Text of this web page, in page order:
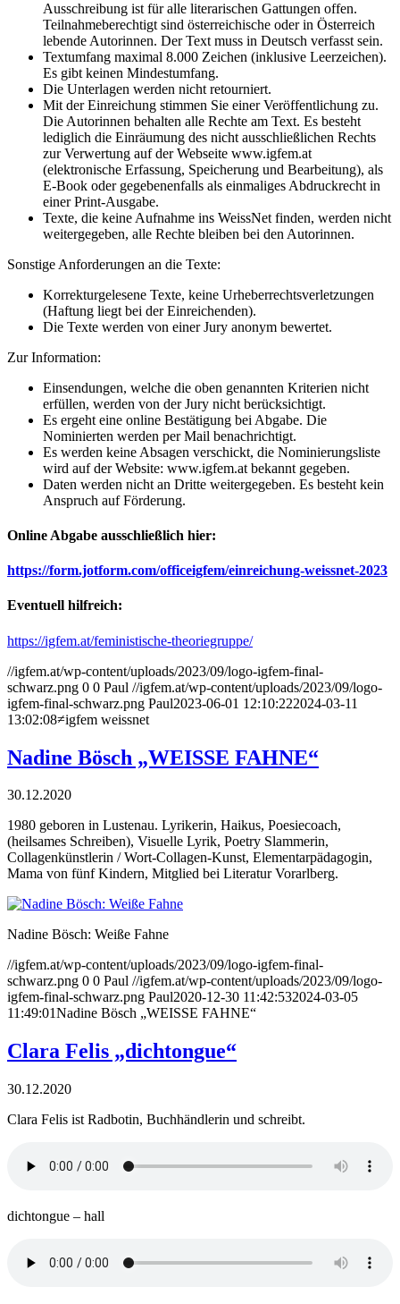
Ausschreibung ist für alle literarischen Gattungen offen.
Teilnahmeberechtigt sind österreichische oder in Österreich
lebende Autorinnen. Der Text muss in Deutsch verfasst sein.
Textumfang maximal 8.000 Zeichen (inklusive Leerzeichen).
Es gibt keinen Mindestumfang.
Die Unterlagen werden nicht retourniert.
Mit der Einreichung stimmen Sie einer Veröffentlichung zu.
Die Autorinnen behalten alle Rechte am Text. Es besteht
lediglich die Einräumung des nicht ausschließlichen Rechts
zur Verwertung auf der Webseite www.igfem.at
(elektronische Erfassung, Speicherung und Bearbeitung), als
E-Book oder gegebenenfalls als einmaliges Abdruckrecht in
einer Print-Ausgabe.
Texte, die keine Aufnahme ins WeissNet finden, werden nicht
weitergegeben, alle Rechte bleiben bei den Autorinnen.
Sonstige Anforderungen an die Texte:
Korrekturgelesene Texte, keine Urheberrechtsverletzungen
(Haftung liegt bei der Einreichenden).
Die Texte werden von einer Jury anonym bewertet.
Zur Information:
Einsendungen, welche die oben genannten Kriterien nicht
erfüllen, werden von der Jury nicht berücksichtigt.
Es ergeht eine online Bestätigung bei Abgabe. Die
Nominierten werden per Mail benachrichtigt.
Es werden keine Absagen verschickt, die Nominierungsliste
wird auf der Website: www.igfem.at bekannt gegeben.
Daten werden nicht an Dritte weitergegeben. Es besteht kein
Anspruch auf Förderung.
Online Abgabe ausschließlich hier:
https://form.jotform.com/officeigfem/einreichung-weissnet-2023
Eventuell hilfreich:
https://igfem.at/feministische-theoriegruppe/
//igfem.at/wp-content/uploads/2023/09/logo-igfem-final-
schwarz.png 0 0 Paul //igfem.at/wp-content/uploads/2023/09/logo-
igfem-final-schwarz.png Paul2023-06-01 12:10:222024-03-11
13:02:08≠igfem weissnet
Nadine Bösch „WEISSE FAHNE“
30.12.2020
1980 geboren in Lustenau. Lyrikerin, Haikus, Poesiecoach,
(heilsames Schreiben), Visuelle Lyrik, Poetry Slammerin,
Collagenkünstlerin / Wort-Collagen-Kunst, Elementarpädagogin,
Mama von fünf Kindern, Mitglied bei Literatur Vorarlberg.
Nadine Bösch: Weiße Fahne
//igfem.at/wp-content/uploads/2023/09/logo-igfem-final-
schwarz.png 0 0 Paul //igfem.at/wp-content/uploads/2023/09/logo-
igfem-final-schwarz.png Paul2020-12-30 11:42:532024-03-05
11:49:01Nadine Bösch „WEISSE FAHNE“
Clara Felis „dichtongue“
30.12.2020
Clara Felis ist Radbotin, Buchhändlerin und schreibt.
dichtongue – hall